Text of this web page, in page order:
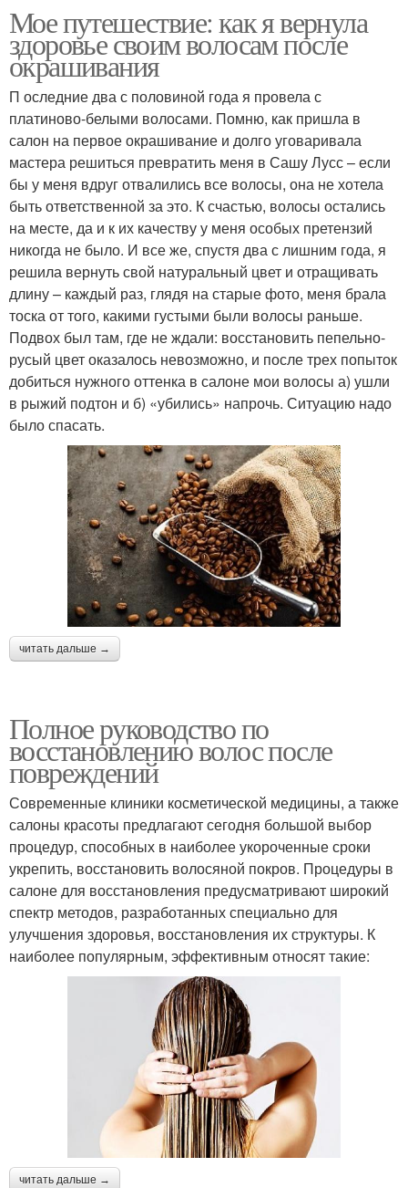
Мое путешествие: как я вернула
здоровье своим волосам после
окрашивания
П оследние два с половиной года я провела с
платиново-белыми волосами. Помню, как пришла в
салон на первое окрашивание и долго уговаривала
мастера решиться превратить меня в Сашу Лусс – если
бы у меня вдруг отвалились все волосы, она не хотела
быть ответственной за это. К счастью, волосы остались
на месте, да и к их качеству у меня особых претензий
никогда не было. И все же, спустя два с лишним года, я
решила вернуть свой натуральный цвет и отращивать
длину – каждый раз, глядя на старые фото, меня брала
тоска от того, какими густыми были волосы раньше.
Подвох был там, где не ждали: восстановить пепельно-
русый цвет оказалось невозможно, и после трех попыток
добиться нужного оттенка в салоне мои волосы а) ушли
в рыжий подтон и б) «убились» напрочь. Ситуацию надо
было спасать.
читать дальше →
Полное руководство по
восстановлению волос после
повреждений
Современные клиники косметической медицины, а также
салоны красоты предлагают сегодня большой выбор
процедур, способных в наиболее укороченные сроки
укрепить, восстановить волосяной покров. Процедуры в
салоне для восстановления предусматривают широкий
спектр методов, разработанных специально для
улучшения здоровья, восстановления их структуры. К
наиболее популярным, эффективным относят такие:
читать дальше →